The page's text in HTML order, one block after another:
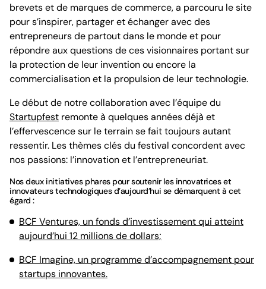
brevets et de marques de commerce, a parcouru le site
pour s’inspirer, partager et échanger avec des
entrepreneurs de partout dans le monde et pour
répondre aux questions de ces visionnaires portant sur
la protection de leur invention ou encore la
commercialisation et la propulsion de leur technologie.
Le début de notre collaboration avec l’équipe du
Startupfest remonte à quelques années déjà et
l’effervescence sur le terrain se fait toujours autant
ressentir. Les thèmes clés du festival concordent avec
nos passions: l’innovation et l’entrepreneuriat.
Nos deux initiatives phares pour soutenir les innovatrices et
innovateurs technologiques d’aujourd’hui se démarquent à cet
égard :
BCF Ventures, un fonds d’investissement qui atteint
aujourd’hui 12 millions de dollars;
BCF Imagine, un programme d’accompagnement pour
startups innovantes.